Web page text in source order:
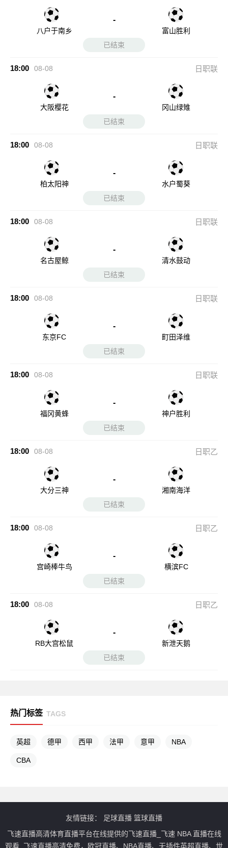
八户于南乡
-
富山胜利
已结束
18:00 08-08 日职联
大阪樱花
-
冈山绿雉
已结束
18:00 08-08 日职联
柏太阳神
-
水户蜀葵
已结束
18:00 08-08 日职联
名古屋鲸
-
清水鼓动
已结束
18:00 08-08 日职联
东京FC
-
町田泽维
已结束
18:00 08-08 日职联
福冈黄蜂
-
神户胜利
已结束
18:00 08-08 日职乙
大分三神
-
湘南海洋
已结束
18:00 08-08 日职乙
宫崎棒牛鸟
-
横滨FC
已结束
18:00 08-08 日职乙
RB大宫松鼠
-
新泄天鹅
已结束
热门标签 TAGS
英超 德甲 西甲 法甲 意甲 NBA
CBA
友情链接： 足球直播 篮球直播
飞速直播高清体育直播平台在线提供的飞速直播_飞速 NBA 直播在线
观看_飞速直播高清免费，欧冠直播、NBA直播、无插件英超直播、世